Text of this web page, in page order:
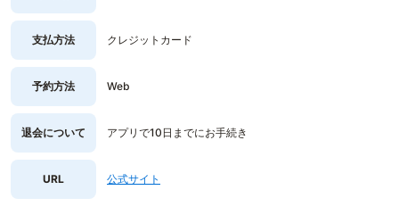
支払方法 クレジットカード
予約方法 Web
退会について アプリで10日までにお手続き
URL 公式サイト